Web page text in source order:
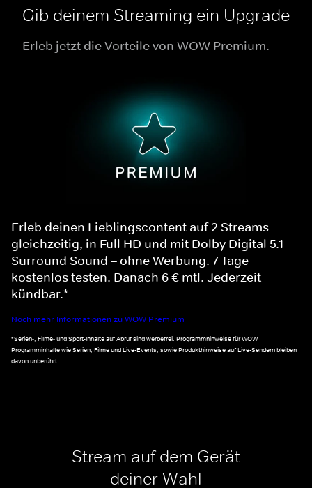
Gib deinem Streaming ein Upgrade
Erleb jetzt die Vorteile von WOW Premium.
Erleb deinen Lieblingscontent auf 2 Streams
gleichzeitig, in Full HD und mit Dolby Digital 5.1
Surround Sound – ohne Werbung. 7 Tage
kostenlos testen. Danach 6 € mtl. Jederzeit
kündbar.*
Noch mehr Informationen zu WOW Premium
*Serien-, Filme- und Sport-Inhalte auf Abruf sind werbefrei. Programmhinweise für WOW
Programminhalte wie Serien, Filme und Live-Events, sowie Produkthinweise auf Live-Sendern bleiben
davon unberührt.
Stream auf dem Gerät
deiner Wahl